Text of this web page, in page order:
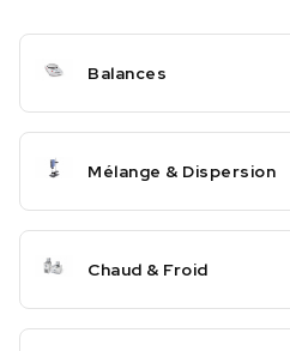
Balances
Mélange & Dispersion
Chaud & Froid